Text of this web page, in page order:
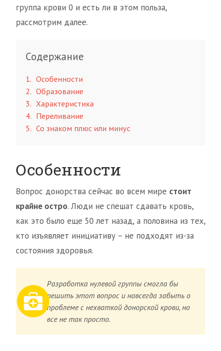
группа крови 0 и есть ли в этом польза,
рассмотрим далее.
Содержание
1
Особенности
2
Образование
3
Характеристика
4
Переливание
5
Со знаком плюс или минус
Особенности
Вопрос донорства сейчас во всем мире стоит
крайне остро. Люди не спешат сдавать кровь,
как это было еще 50 лет назад, а половина из тех,
кто изъявляет инициативу – не подходят из-за
состояния здоровья.
Разработка нулевой группы смогла бы
решить этот вопрос и навсегда забыть о
проблеме с нехваткой донорской крови, но
все не так просто.